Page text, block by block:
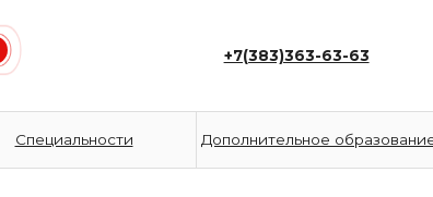
+7(383)363-63-63
Специальности Дополнительное